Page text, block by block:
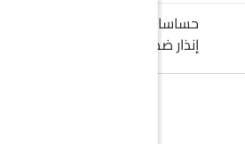
حساسات الركن, قفل مركزي,
إنذار ضد السرقة